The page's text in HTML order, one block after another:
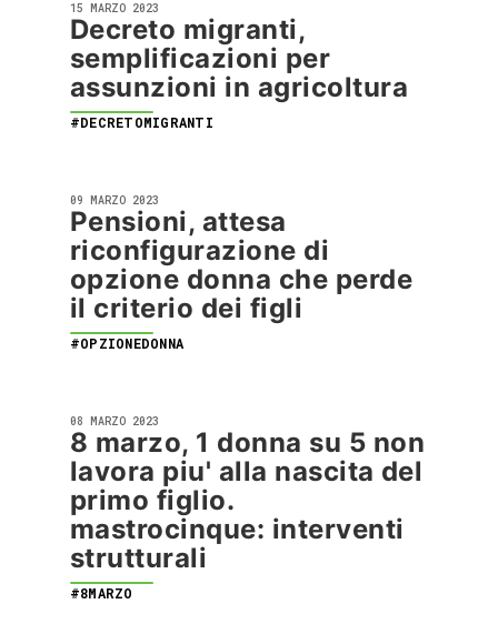
15 MARZO 2023
Decreto migranti,
semplificazioni per
assunzioni in agricoltura
#DECRETOMIGRANTI
09 MARZO 2023
Pensioni, attesa
riconfigurazione di
opzione donna che perde
il criterio dei figli
#OPZIONEDONNA
08 MARZO 2023
8 marzo, 1 donna su 5 non
lavora piu' alla nascita del
primo figlio.
mastrocinque: interventi
strutturali
#8MARZO